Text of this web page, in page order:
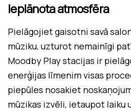
Ieplānota atmosfēra
Pielāgojiet gaisotni savā
mūziku, uzturot nemainīgi
Moodby Play stacijas ir
enerģijas līmenim visas
piepūles nosakiet
mūzikas izvēli, ietaupot laiku